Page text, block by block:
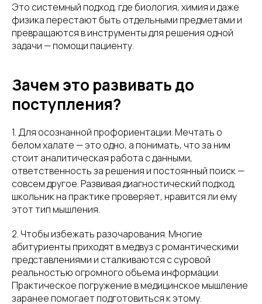
Это системный подход, где биология, химия и даже
физика перестают быть отдельными предметами и
превращаются в инструменты для решения одной
задачи — помощи пациенту.
Зачем это развивать до
поступления?
1. Для осознанной профориентации. Мечтать о
белом халате — это одно, а понимать, что за ним
стоит аналитическая работа с данными,
ответственность за решения и постоянный поиск —
совсем другое. Развивая диагностический подход,
школьник на практике проверяет, нравится ли ему
этот тип мышления.
2. Чтобы избежать разочарования. Многие
абитуриенты приходят в медвуз с романтическими
представлениями и сталкиваются с суровой
реальностью огромного объема информации.
Практическое погружение в медицинское мышление
заранее помогает подготовиться к этому.